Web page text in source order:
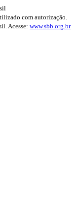
com autorização.
Acesse: www.sbb.org.br